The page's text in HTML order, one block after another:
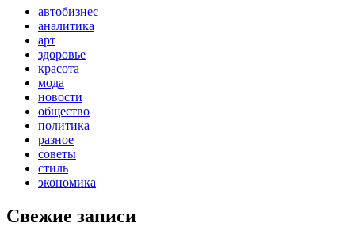
автобизнес
аналитика
арт
здоровье
красота
мода
новости
общество
политика
разное
советы
стиль
экономика
Свежие записи